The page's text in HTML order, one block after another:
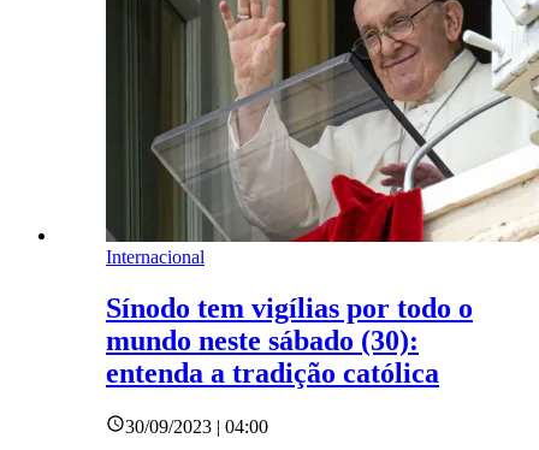
Internacional
Sínodo tem vigílias por todo o
mundo neste sábado (30):
entenda a tradição católica
30/09/2023 | 04:00